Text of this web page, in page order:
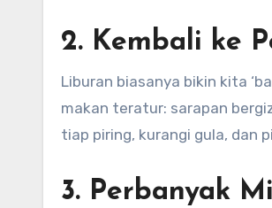
2. Kembali ke
Liburan biasanya bikin kita
makan teratur: sarapan
tiap piring, kurangi gula, dan
3. Perbanyak